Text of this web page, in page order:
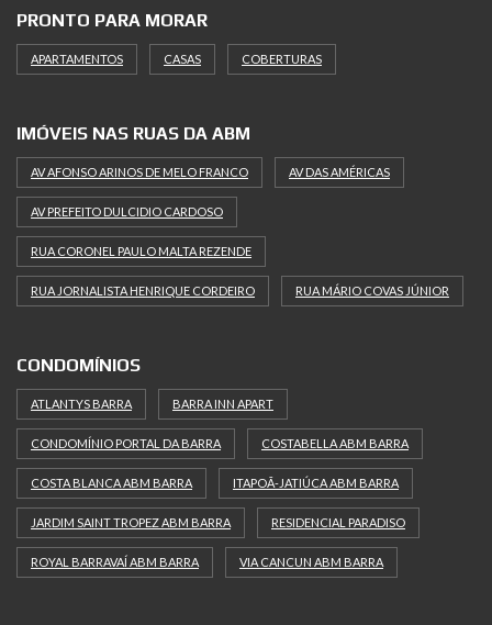
PRONTO PARA MORAR
APARTAMENTOS CASAS COBERTURAS
IMÓVEIS NAS RUAS DA ABM
AV AFONSO ARINOS DE MELO FRANCO AV DAS AMÉRICAS
AV PREFEITO DULCIDIO CARDOSO
RUA CORONEL PAULO MALTA REZENDE
RUA JORNALISTA HENRIQUE CORDEIRO RUA MÁRIO COVAS JÚNIOR
CONDOMÍNIOS
ATLANTYS BARRA BARRA INN APART
CONDOMÍNIO PORTAL DA BARRA COSTABELLA ABM BARRA
COSTA BLANCA ABM BARRA ITAPOÃ-JATIÚCA ABM BARRA
JARDIM SAINT TROPEZ ABM BARRA RESIDENCIAL PARADISO
ROYAL BARRAVAÍ ABM BARRA VIA CANCUN ABM BARRA